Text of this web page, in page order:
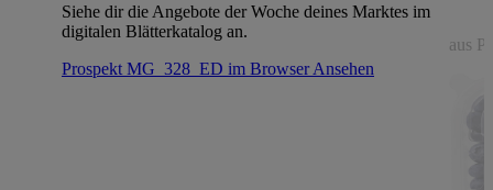
Siehe dir die Angebote der Woche deines Marktes im
digitalen Blätterkatalog an.
Prospekt MG_328_ED im BrowserAnsehen
aus